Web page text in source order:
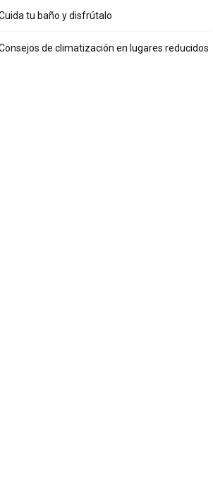
tu baño y disfrútalo
de climatización en lugares reducidos